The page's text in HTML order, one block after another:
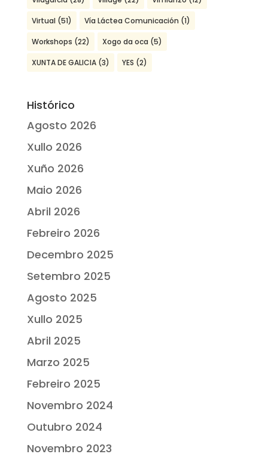
Virtual (51) Vía Láctea Comunicación (1)
Workshops (22) Xogo da oca (5)
XUNTA DE GALICIA(3) YES (2)
Histórico
Agosto 2026
Xullo 2026
Xuño 2026
Maio 2026
Abril 2026
Febreiro 2026
Decembro 2025
Setembro 2025
Agosto 2025
Xullo 2025
Abril 2025
Marzo 2025
Febreiro 2025
Novembro 2024
Outubro 2024
Novembro 2023